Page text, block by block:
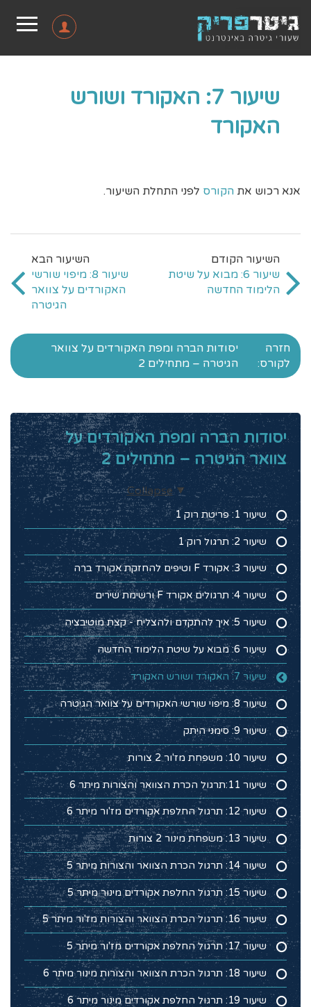
שיעור 7: האקורד ושורש
האקורד
אנא רכוש את הקורס לפני התחלת השיעור.
שיעור 6: מבוא על שיטת
הלימוד החדשה
שיעור 8: מיפוי שורשי
האקורדים על צוואר
הגיטרה
חזרה
לקורס:
יסודות הברה ומפת האקורדים על צוואר
הגיטרה – מתחילים 2
יסודות הברה ומפת האקורדים על
צוואר הגיטרה – מתחילים 2
Collapse
שיעור 1: פריטת רוק 1
שיעור 2: תרגול רוק 1
שיעור 3: אקורד F וטיפים להחזקת אקורד ברה
שיעור 4: תרגולים אקורד F ורשימת שירים
שיעור 5: איך להתקדם ולהצליח - קצת מוטיבציה
שיעור 6: מבוא על שיטת הלימוד החדשה
שיעור 7: האקורד ושורש האקורד
שיעור 8: מיפוי שורשי האקורדים על צוואר הגיטרה
שיעור 9: סימני היתק
שיעור 10: משפחת מז'ור 2 צורות
שיעור 11:תרגול הכרת הצוואר והצורות מיתר 6
שיעור 12: תרגול החלפת אקורדים מז'ור מיתר 6
שיעור 13: משפחת מינור 2 צורות
שיעור 14: תרגול הכרת הצוואר והצורות מיתר 5
שיעור 15: תרגול החלפת אקורדים מינור מיתר 5
שיעור 16: תרגול הכרת הצוואר והצורות מז'ור מיתר 5
שיעור 17: תרגול החלפת אקורדים מז'ור מיתר 5
שיעור 18: תרגול הכרת הצוואר והצורות מינור מיתר 6
שיעור 19: תרגול החלפת אקורדים מינור מיתר 6